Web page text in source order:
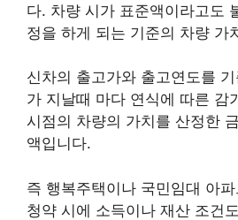
다. 차량 시가 표준액이라고도
정을 하게 되는 기준의 차량 가
신차의 출고가와 출고연도를
가 지날때 마다 연식에 따른 감
시점의 차량의 가치를 산정한
액입니다.
즉 행복주택이나 국민임대 아
청약 시에 소득이나 재산 조건